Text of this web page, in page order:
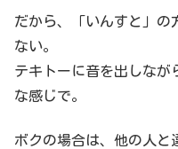
だから、「いんすと」の
ない。
テキトーに音を出しなが
な感じで。
ボクの場合は、他の人と